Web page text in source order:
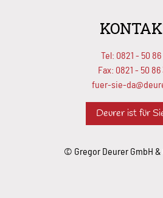
Tel: 0821 - 50 86
Fax: 0821 - 50 86
fuer-sie-
Deurer ist für
© Gregor Deurer GmbH &